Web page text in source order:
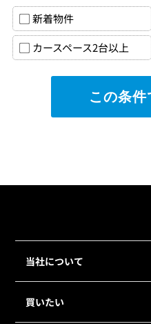
新着物件
カースペース2台以上
当社について
買いたい